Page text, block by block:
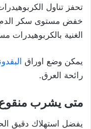
تحفز تناول
خفض مستوى سكر الدم
الغنية بالكربوهيدرات
يمكن وضع اوراق
رائحة العرق.
متى يشرب منقوع
يفضل استهلاك دقيق